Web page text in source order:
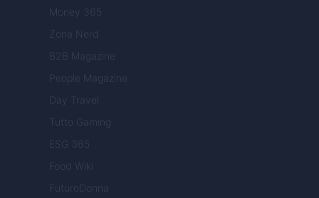
Money 365
Zona Nerd
B2B Magazine
People Magazine
Day Travel
Tutto Gaming
ESG 365
Food Wiki
FuturoDonna